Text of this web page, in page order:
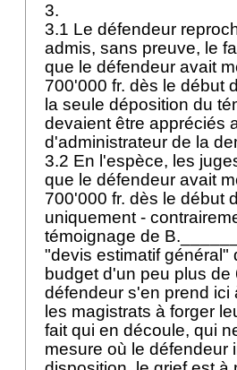
3.
3.1 Le défendeur
admis, sans preuve, le
que le défendeur avait
700'000 fr. dès le début
la seule déposition du
devaient être appréciés
d'administrateur de la
3.2 En l'espèce, les
que le défendeur avait
700'000 fr. dès le début
uniquement -
témoignage de
"devis estimatif général"
budget d'un peu plus
défendeur s'en prend
les magistrats à forger
fait qui en découle, qui
mesure où le défendeur